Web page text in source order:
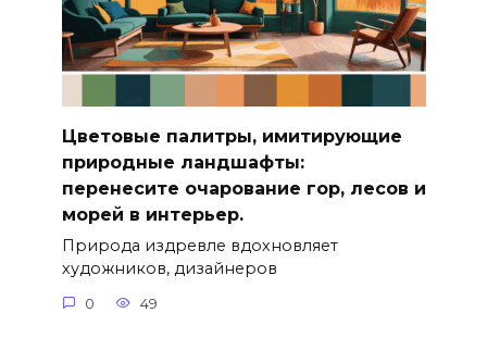
Цветовые палитры, имитирующие
природные ландшафты:
перенесите очарование гор, лесов и
морей в интерьер.
Природа издревле вдохновляет
художников, дизайнеров
0 49